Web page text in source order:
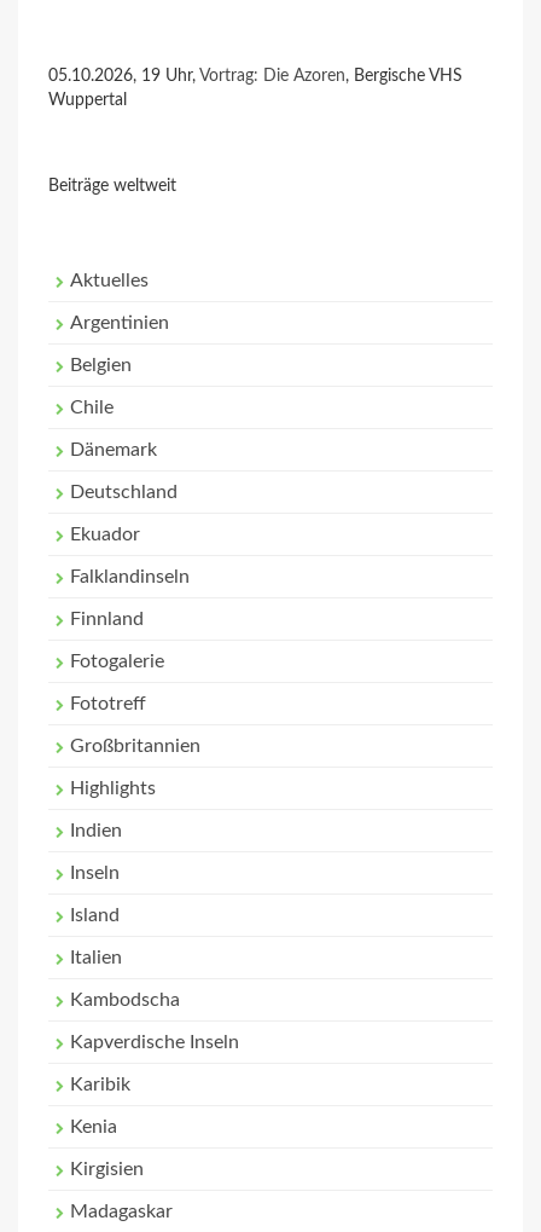
05.10.2026, 19 Uhr, Vortrag: Die Azoren, Bergische VHS
Wuppertal
Beiträge weltweit
Aktuelles
Argentinien
Belgien
Chile
Dänemark
Deutschland
Ekuador
Falklandinseln
Finnland
Fotogalerie
Fototreff
Großbritannien
Highlights
Indien
Inseln
Island
Italien
Kambodscha
Kapverdische Inseln
Karibik
Kenia
Kirgisien
Madagaskar